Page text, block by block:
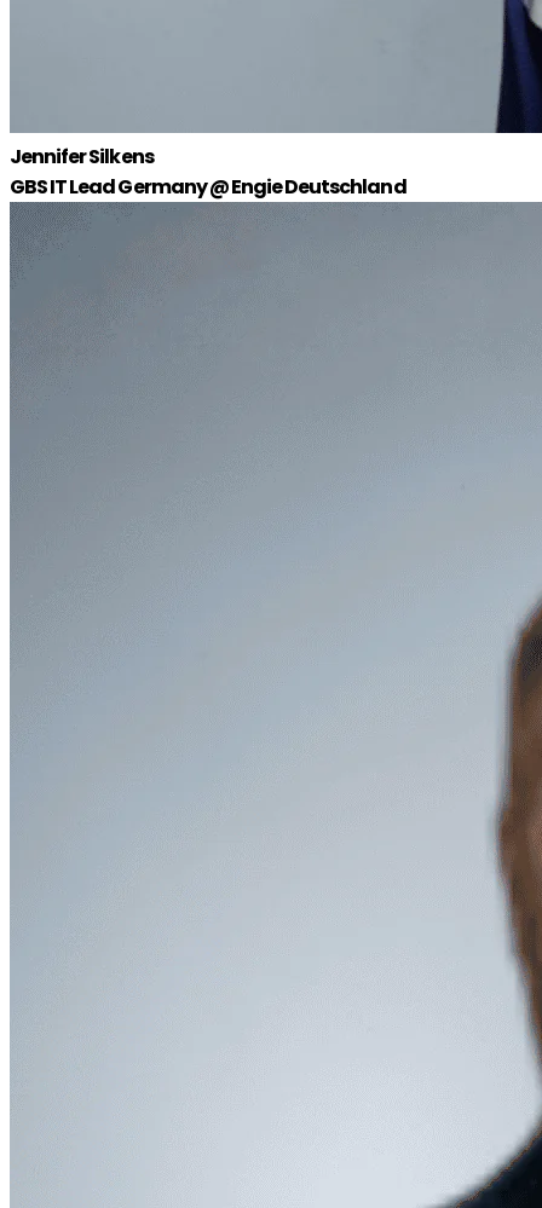
Jennifer Silkens
GBS IT Lead Germany @ Engie Deutschland